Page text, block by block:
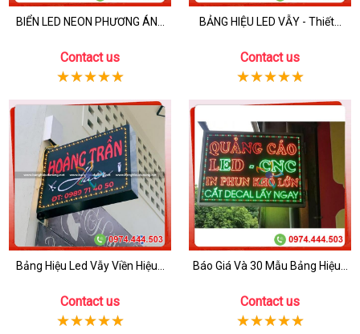
BIỂN LED NEON PHƯƠNG ÁN...
Contact us
BẢNG HIỆU LED VẪY - Thiết...
Contact us
Bảng Hiệu Led Vẫy Viền Hiệu...
Contact us
Báo Giá Và 30 Mẫu Bảng Hiệu...
Contact us